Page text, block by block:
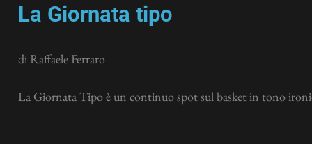
La Giornata tipo
di Raffaele Ferraro
La Giornata Tipo è un continuo spot sul basket in tono